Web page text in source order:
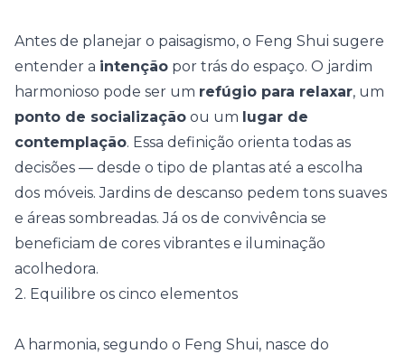
Antes de planejar o paisagismo, o Feng Shui sugere
entender a intenção por trás do espaço. O jardim
harmonioso pode ser um refúgio para relaxar, um
ponto de socialização ou um lugar de
contemplação. Essa definição orienta todas as
decisões — desde o tipo de plantas até a escolha
dos móveis. Jardins de descanso pedem tons suaves
e áreas sombreadas. Já os de convivência se
beneficiam de cores vibrantes e iluminação
acolhedora.
2. Equilibre os cinco elementos
A harmonia, segundo o Feng Shui, nasce do